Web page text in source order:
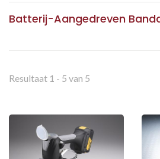
Batterij-Aangedreven
Resultaat 1 - 5 van 5